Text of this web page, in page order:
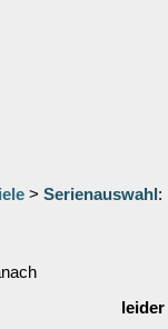
> Serienauswahl :